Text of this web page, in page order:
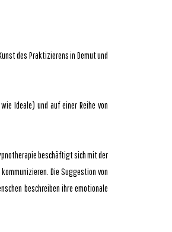
des Praktizierens in Demut und
Ideale) und auf einer Reihe von
beschäftigt sich mit der
Die Suggestion von
beschreiben ihre emotionale